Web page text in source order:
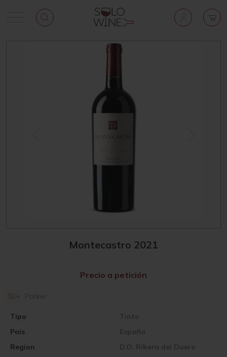
Montecastro 2021
Parker
Pais España
Region D.O. Ribera del Duero
Tipo Tinto
Precio a petición